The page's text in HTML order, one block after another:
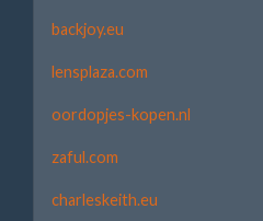
backjoy.eu
lensplaza.com
oordopjes-kopen.nl
zaful.com
charleskeith.eu